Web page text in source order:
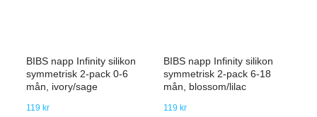
BIBS napp Infinity silikon
symmetrisk 2-pack 0-6
mån, ivory/sage
119 kr
BIBS napp Infinity silikon
symmetrisk 2-pack 6-18
mån, blossom/lilac
119 kr